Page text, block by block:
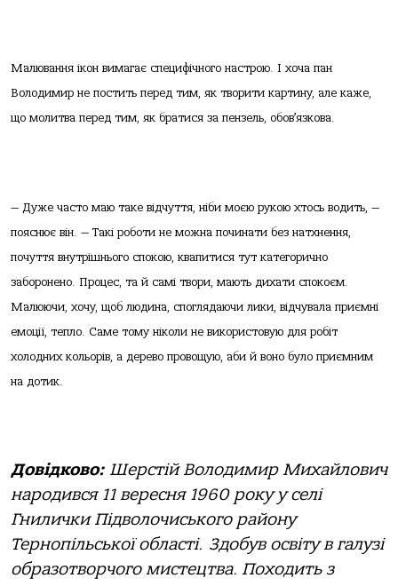
Малювання ікон вимагає специфічного настрою. І хоча пан
Володимир не постить перед тим, як творити картину, але каже,
що молитва перед тим, як братися за пензель, обов’язкова.
— Дуже часто маю таке відчуття, ніби моєю рукою хтось водить, —
пояснює він. — Такі роботи не можна починати без натхнення,
почуття внутрішнього спокою, квапитися тут категорично
заборонено. Процес, та й самі твори, мають дихати спокоєм.
Малюючи, хочу, щоб людина, споглядаючи лики, відчувала приємні
емоції, тепло. Саме тому ніколи не використовую для робіт
холодних кольорів, а дерево провощую, аби й воно було приємним
на дотик.
Довідково: Шерстій Володимир Михайлович
народився 11 вересня 1960 року у селі
Гнилички Підволочиського району
Тернопільської області. Здобув освіту в галузі
образотворчого мистецтва. Походить з